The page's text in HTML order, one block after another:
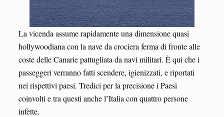
La vicenda assume rapidamente una dimensione quasi
hollywoodiana con la nave da crociera ferma di fronte alle
coste delle Canarie pattugliata da navi militari. È qui che i
passeggeri verranno fatti scendere, igienizzati, e riportati
nei rispettivi paesi. Tredici per la precisione i Paesi
coinvolti e tra questi anche l’Italia con quattro persone
infette.